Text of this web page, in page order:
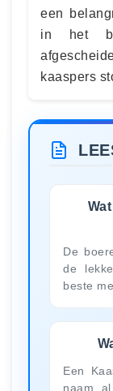
een
in het
kaaspers
De
de
beste
Een
naam